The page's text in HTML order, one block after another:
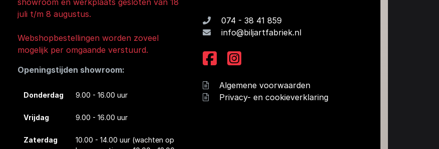
juli t/m 8 augustus.
Webshopbestellingen worden zoveel
mogelijk per omgaande verstuurd.
Openingstijden showroom:
Donderdag 9.00 - 16.00 uur
Vrijdag 9.00 - 16.00 uur
Zaterdag 10.00 - 14.00 uur (wachten op
074 - 38 41 859
info@biljartfabriek.nl
Algemene voorwaarden
Privacy- en cookieverklaring